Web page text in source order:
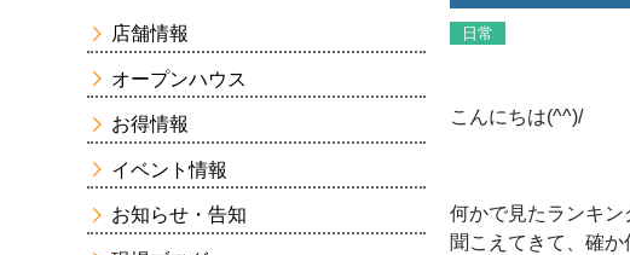
日常
こんにちは(^^)/
何かで見たランキ
聞こえてきて、確
店舗情報
オープンハウス
お得情報
イベント情報
お知らせ・告知